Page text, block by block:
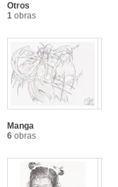
Otros
1 obras
Manga
6 obras